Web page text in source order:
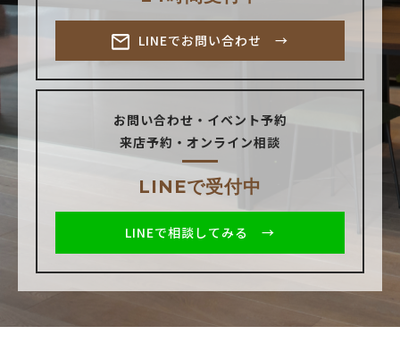
LINEでお問い合わせ →
お問い合わせ・イベント予約
来店予約・オンライン相談
LINEで受付中
LINEで相談してみる →